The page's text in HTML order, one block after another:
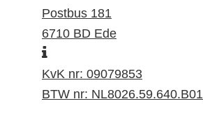
e
k
d
r
o
s
a
d
Postbus 181
6710 BD Ede
I
n
f
KvK nr: 09079853
BTW nr: NL8026.59.640.B01